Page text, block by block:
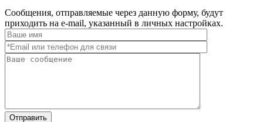
Сообщения, отправляемые через данную форму, будут
приходить на e-mail, указанный в личных настройках.
Отправить